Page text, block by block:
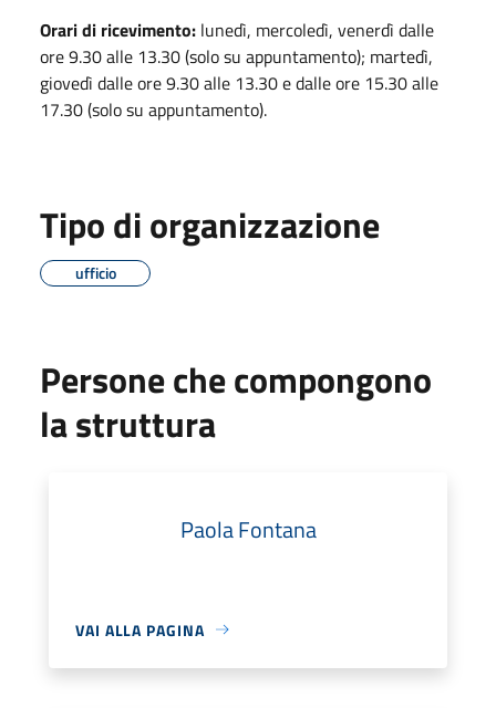
Orari di ricevimento: lunedì, mercoledì, venerdì dalle
ore 9.30 alle 13.30 (solo su appuntamento); martedì,
giovedì dalle ore 9.30 alle 13.30 e dalle ore 15.30 alle
17.30 (solo su appuntamento).
Tipo di organizzazione
ufficio
Persone che compongono
la struttura
Paola Fontana
VAI ALLA PAGINA